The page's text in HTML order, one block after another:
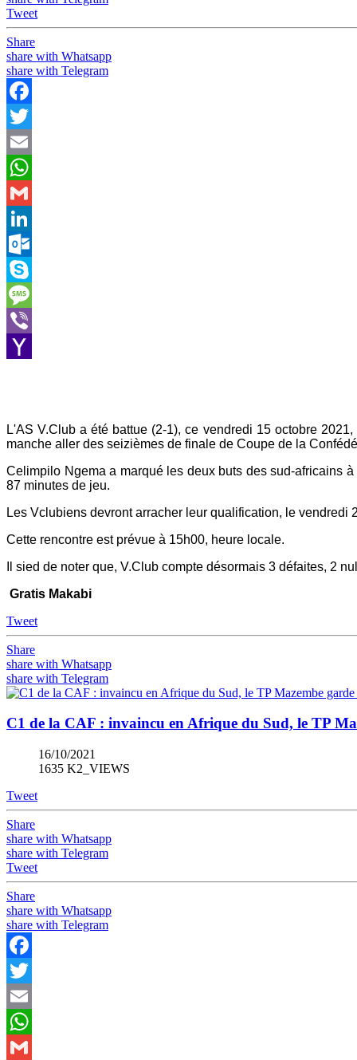
Tweet
Share
share with Whatsapp
share with Telegram
Facebook
Twitter
Email
WhatsApp
Gmail
LinkedIn
Outlook.com
Skype
Message
Viber
L'AS V.Club a été battue (2-1), ce vendredi 15 octobre
manche aller des seizièmes de finale de Coupe de la
Celimpilo Ngema a marqué les deux buts des sud-africains
87 minutes de jeu.
Les Vclubiens devront arracher leur qualification, le
Cette rencontre est prévue à 15h00, heure locale.
Il sied de noter que, V.Club compte désormais 3 défaites, 2
Gratis Makabi
Tweet
Share
share with Whatsapp
share with Telegram
C1 de la CAF : invaincu en Afrique du Sud, le TP
16/10/2021
1635 K2_VIEWS
Tweet
Share
share with Whatsapp
share with Telegram
Tweet
Share
share with Whatsapp
share with Telegram
Facebook
Twitter
Email
WhatsApp